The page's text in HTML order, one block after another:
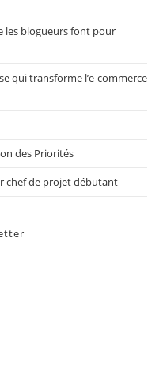
les blogueurs font pour
qui transforme l’e-commerce
des Priorités
chef de projet débutant